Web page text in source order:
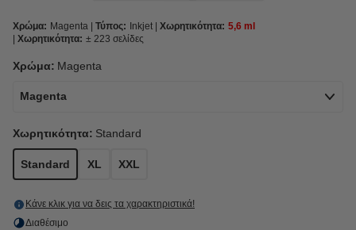
Χρώμα: Magenta Τύπος: Inkjet Χωρητικότητα: 5,6 ml
Χωρητικότητα: ± 223 σελίδες
Χρώμα: Magenta
Magenta
Χωρητικότητα: Standard
Standard XL XXL
Κάνε κλικ για να δεις τα χαρακτηριστικά!
Διαθέσιμο